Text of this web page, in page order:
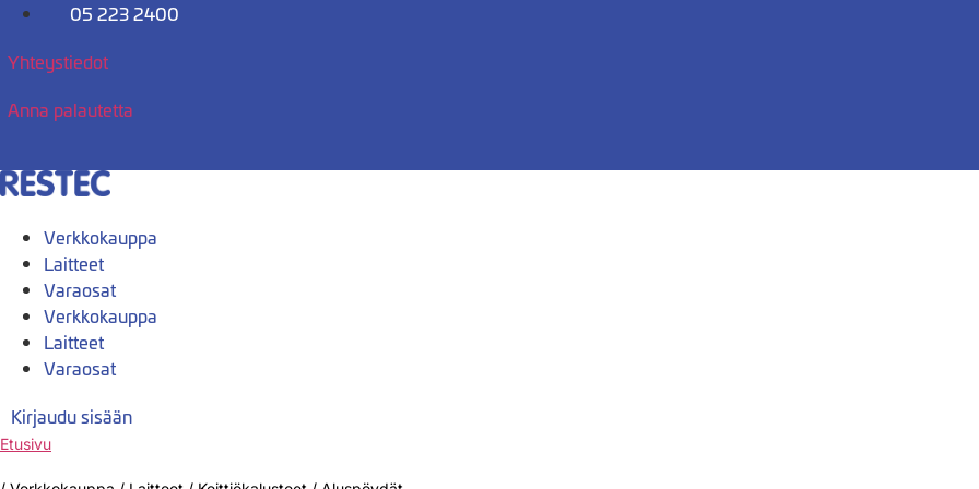
Mene
05 223 2400
Yhteystiedot
Anna palautetta
Verkkokauppa
Laitteet
Varaosat
Verkkokauppa
Laitteet
Varaosat
Kirjaudu sisään
Etusivu